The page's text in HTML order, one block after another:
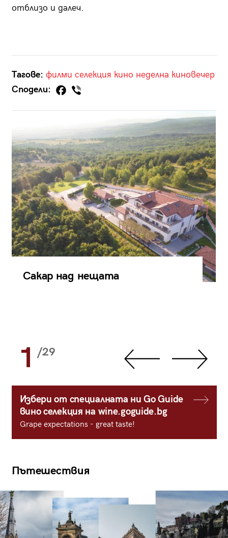
отблизо и далеч.
Тагове: филми селекция кино неделна киновечер
Сподели:
Сакар над нещата
1 /29
Избери от специалната ни Go Guide
вино селекция на wine.goguide.bg
Grape expectations - great taste!
Пътешествия